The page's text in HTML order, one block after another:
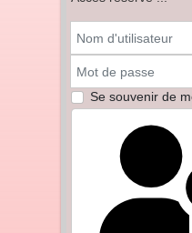
Se souvenir de